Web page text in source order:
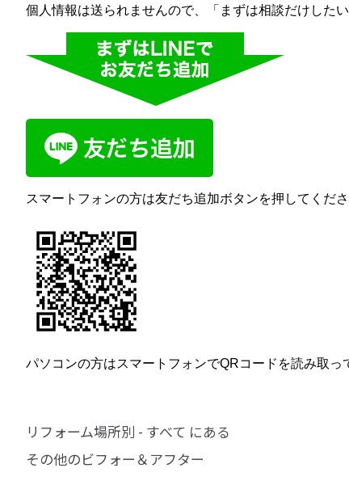
個人情報は送られませんので、「まずは相談だけした
スマートフォンの方は友だち追加ボタンを押してくだ
パソコンの方はスマートフォンでQRコードを読み取っ
リフォーム場所別 - すべて にある
その他のビフォー＆アフター